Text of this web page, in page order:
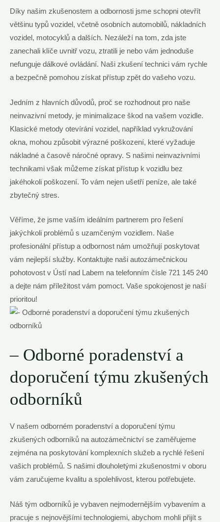
Díky našim zkušenostem a odbornosti jsme schopni otevřít
většinu typů vozidel, včetně osobních automobilů, nákladních
vozidel, motocyklů a dalších. Nezáleží na tom, zda jste
zanechali klíče uvnitř vozu, ztratili je nebo vám jednoduše
nefunguje dálkové ovládání. Naši zkušení technici vám rychle
a bezpečně pomohou získat přístup zpět do vašeho vozu.
Jedním z hlavních důvodů, proč se rozhodnout pro naše
neinvazivní metody, je minimalizace škod na vašem vozidle.
Klasické metody otevírání vozidel, například vykružování
okna, mohou způsobit výrazné poškození, které vyžaduje
nákladné a časově náročné opravy. S našimi neinvazivními
technikami však můžeme získat přístup k vozidlu bez
jakéhokoli poškození. To vám nejen ušetří peníze, ale také
zbytečný stres.
Věříme, že jsme vaším ideálním partnerem pro řešení
jakýchkoli problémů s uzamčeným vozidlem. Naše
profesionální přístup a odbornost nám umožňují poskytovat
vám nejlepší služby. Kontaktujte naši autozámečnickou
pohotovost v Ústí nad Labem na telefonním čísle 721 145 240
a dejte nám příležitost vám pomoct. Vaše spokojenost je naší
prioritou!
– Odborné poradenství a
doporučení týmu zkušených
odborníků
V našem odborném poradenství a doporučení týmu
zkušených odborníků na autozámečnictví se zaměřujeme
zejména na poskytování komplexních služeb a rychlé řešení
vašich problémů. S našimi dlouholetými zkušenostmi v oboru
vám zaručujeme kvalitu a spolehlivost, kterou potřebujete.
Náš tým odborníků je vybaven nejmodernějším vybavením a
pracuje s nejnovějšími technologiemi, abychom mohli přijít s